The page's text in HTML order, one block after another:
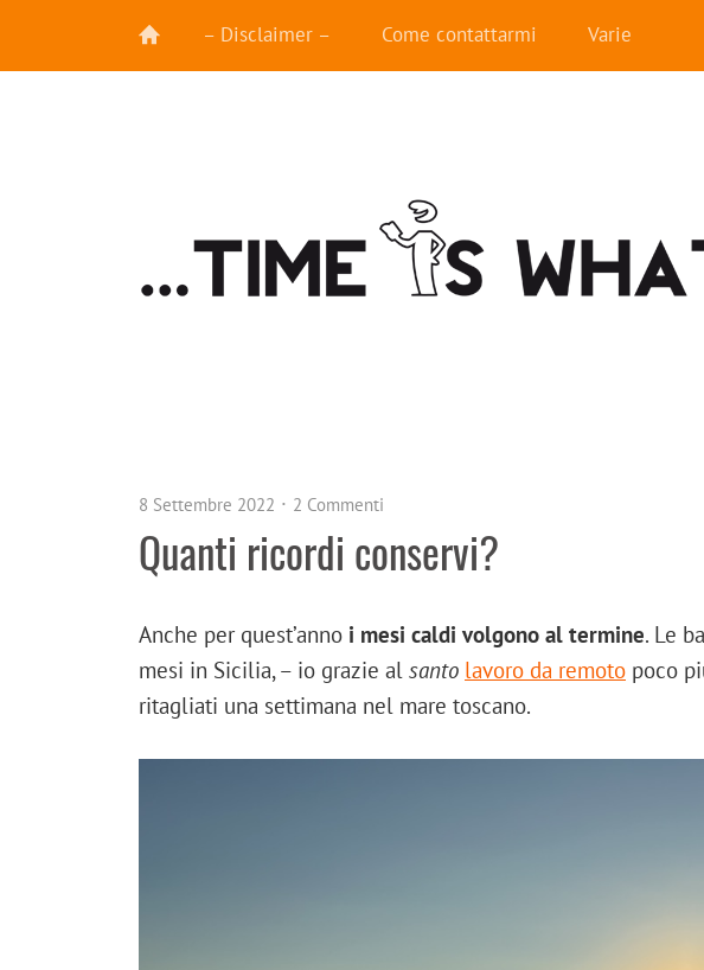
– Disclaimer – Come contattarmi Varie
8 Settembre 2022 2 Commenti
Quanti ricordi conservi?
Anche per quest’anno i mesi caldi volgono al termine. Le
mesi in Sicilia, – io grazie al santo lavoro da remoto poco
ritagliati una settimana nel mare toscano.